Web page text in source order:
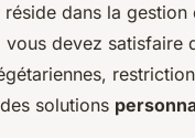
dans la
devez satisfaire
solutions